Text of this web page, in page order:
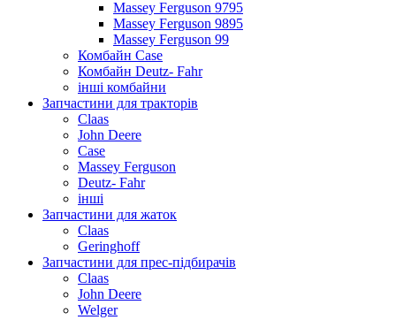
Massey Ferguson 9795
Massey Ferguson 9895
Massey Ferguson 99
Комбайн Case
Комбайн Deutz- Fahr
інші комбайни
Запчастини для тракторів
Claas
John Deere
Case
Massey Ferguson
Deutz- Fahr
інші
Запчастини для жаток
Claas
Geringhoff
Запчастини для прес-підбирачів
Claas
John Deere
Welger